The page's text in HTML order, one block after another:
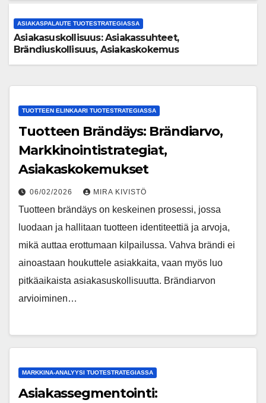
ASIAKASPALAUTE TUOTESTRATEGIASSA
Asiakasuskollisuus: Asiakassuhteet,
Brändiuskollisuus, Asiakaskokemus
TUOTTEEN ELINKAARI TUOTESTRATEGIASSA
Tuotteen Brändäys: Brändiarvo,
Markkinointistrategiat,
Asiakaskokemukset
06/02/2026 MIRA KIVISTÖ
Tuotteen brändäys on keskeinen prosessi, jossa
luodaan ja hallitaan tuotteen identiteettiä ja arvoja,
mikä auttaa erottumaan kilpailussa. Vahva brändi ei
ainoastaan houkuttele asiakkaita, vaan myös luo
pitkäaikaista asiakasuskollisuutta. Brändiarvon
arvioiminen…
MARKKINA-ANALYYSI TUOTESTRATEGIASSA
Asiakassegmentointi: